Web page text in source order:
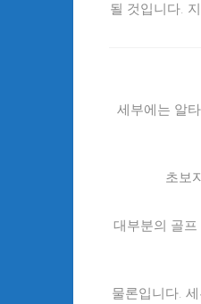
될 것입니다.
세부에는 알
초보
대부분의 골
물론입니다.